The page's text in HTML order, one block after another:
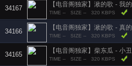
34167
【电音阁独家】湫的歌 - 我
TIME -- SIZE -- 320 KBPS
34166
【电音阁独家】湫的歌 - 真
TIME -- SIZE -- 320 KBPS
34165
【电音阁独家】柴东瓜 - 小
TIME -- SIZE -- 320 KBPS